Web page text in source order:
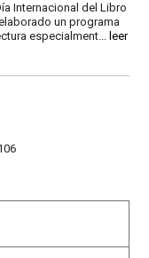
Internacional del Libro
un programa
especialment... leer